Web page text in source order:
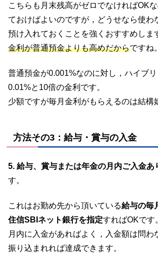
こちらも月末残高がゼロでなければOK
ておけばよいのですが，どうせなら使わ
預け入れておくことを強くおすすめしま
金利が普通預金よりも高めだからですね。
普通預金が0.001%なのに対し，ハイブ
0.01%と10倍の金利です。
少額ですが毎月金利がもらえるのは結構
方法その3：給与・賞与の入金
5. 給与、賞与または年金の月内ご入金あ
す。
これはお勤め先から頂いている給与の毎
住信SBIネット銀行を指定すればOKです
月内に入金があればよく，入金額は問わ
振り込まれれば達成できます。